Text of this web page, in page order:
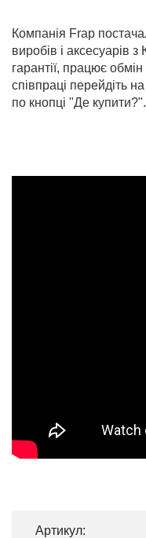
Компанія Frap
виробів і аксесуарів
гарантії, працює
співпраці перейдіть
по кнопці "Де купити?".
Артикул: